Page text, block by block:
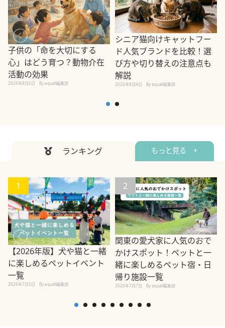
子供の「命を大切にする
心」はどう育つ？動物介在
活動の効果
2026年8月5日 By equall編集部
シニア猫向けキャットフー
ド人気ブランドを比較！選
び方や切り替えの注意点も
解説
2026年8月4日 By equall編集部
ランキング もっと見る +
1
【2026年版】犬や猫と一緒
に楽しめるペットイベント
一覧
2026年7月5日 By equall編集部
2
関東の愛犬家に人気のおで
かけスポット！ペットと一
緒に楽しめるペット宿・日
帰り施設一覧
2026年7月7日 By equall編集部